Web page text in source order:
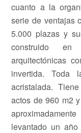
cuanto a la
serie de ventajas
5.000 plazas y
construido en
arquitectónicas
invertida. Toda
acristalada.
actos de 960 m2
levantado un